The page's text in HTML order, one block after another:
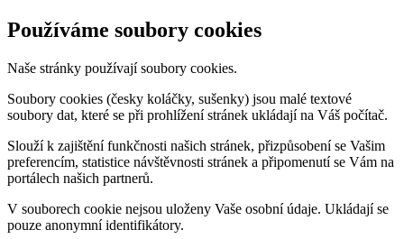
Používáme soubory cookies
Naše stránky používají soubory cookies.
Soubory cookies (česky koláčky, sušenky) jsou malé textové
soubory dat, které se při prohlížení stránek ukládají na Váš počítač.
Slouží k zajištění funkčnosti našich stránek, přizpůsobení se Vašim
preferencím, statistice návštěvnosti stránek a připomenutí se Vám na
portálech našich partnerů.
V souborech cookie nejsou uloženy Vaše osobní údaje. Ukládají se
pouze anonymní identifikátory.